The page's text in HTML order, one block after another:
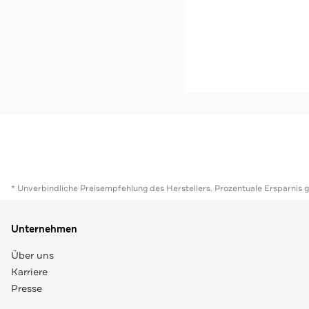
* Unverbindliche Preisempfehlung des Herstellers. Prozentuale Ersparnis
Unternehmen
Über uns
Karriere
Presse